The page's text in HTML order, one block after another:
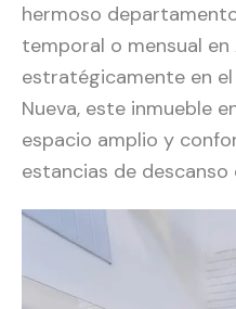
hermoso
temporal o mensual en
estratégicamente en
Nueva, este inmueble
espacio amplio y
estancias de